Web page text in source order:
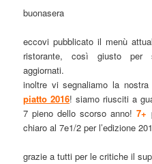
buonasera
eccovi pubblicato il menù
ristorante, così giusto per
inoltre vi segnaliamo la
piatto 2016! siamo riusciti a
7 pieno dello scorso anno!7+
chiaro al 7e1/2 per l’edizione
grazie a tutti per le critiche il